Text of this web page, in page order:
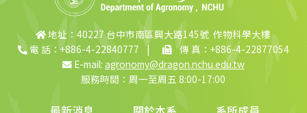
地址：40227 台中市南區興大路145號 作物科學大樓
電 話：+886-4-22840777 |
傳 真：+886-4-22877054
E-mail: agronomy@dragon.nchu.edu.tw
服務時間：周一至周五 8:00-17:00